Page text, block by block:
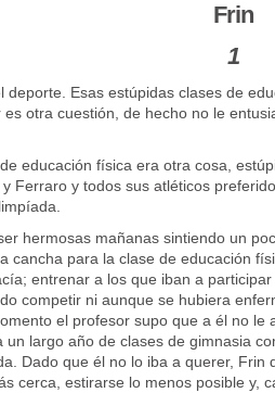
Frin
1
deporte. Esas estúpidas clases de
es otra cuestión, de hecho no le
educación física era otra cosa,
y Ferraro y todos sus atléticos
hermosas mañanas sintiendo un
cancha para la clase de educación
entrenar a los que iban a
competir ni aunque se hubiera
el profesor supo que a él no le
un largo año de clases de gimnasia
Dado que él no lo iba a querer, Frin
cerca, estirarse lo menos posible y,